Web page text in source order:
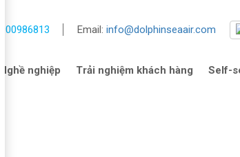
1900986813 Email: info@dolphinseaair.com
Nghề nghiệp Trải nghiệm khách hàng Self-